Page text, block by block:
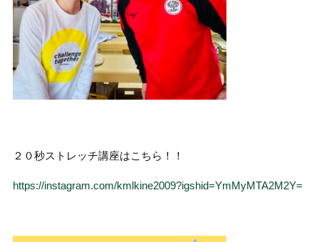
２０秒ストレッチ講座はこちら！！
https://instagram.com/kmlkine2009?igshid=YmMyMTA2M2Y=